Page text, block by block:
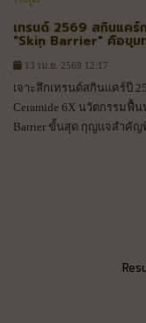
เทรนด์ 2569 สกินแคร์
"Skin Barrier" คือขุม
13 เม.ย. 2569 12:17
เจาะลึกเทรนด์สกินแคร์ปี
Ceramide 6X นวัตกรรมฟื้น
Barrier ขั้นสุด กุญแจสำคัญ